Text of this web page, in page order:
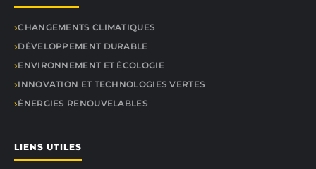
CHANGEMENTS CLIMATIQUES
DÉVELOPPEMENT DURABLE
ENVIRONNEMENT ET ÉCOLOGIE
INNOVATION ET TECHNOLOGIES VERTES
ÉNERGIES RENOUVELABLES
LIENS UTILES